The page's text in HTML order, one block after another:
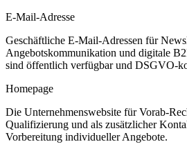
E-Mail-Adresse
Geschäftliche E-Mail-Adressen für
Angebotskommunikation und digitale
sind öffentlich verfügbar und DSGVO-
Homepage
Die Unternehmenswebsite für Vorab-
Qualifizierung und als zusätzlicher
Vorbereitung individueller Angebote.